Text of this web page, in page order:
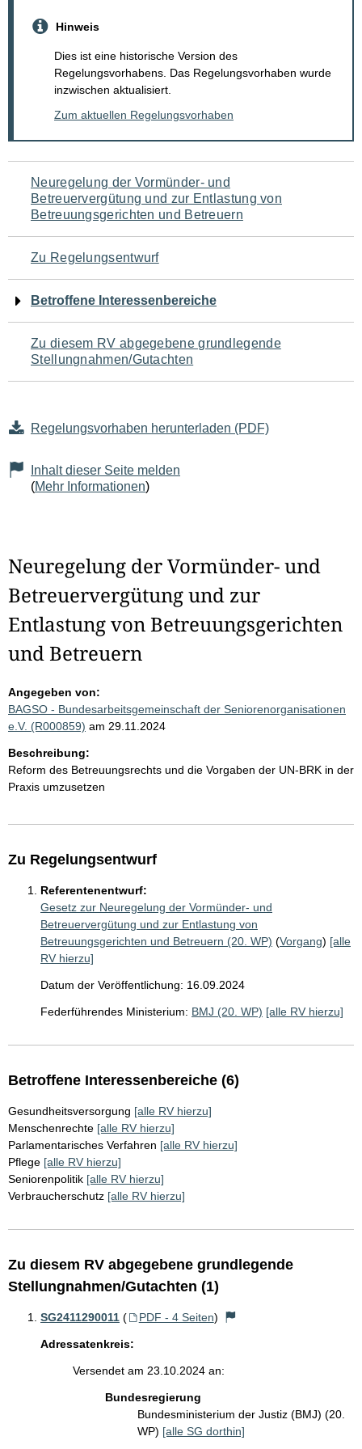
Hinweis
Dies ist eine historische Version des
Regelungsvorhabens. Das Regelungsvorhaben wurde
inzwischen aktualisiert.
Zum aktuellen Regelungsvorhaben
Navigation
für
den
Seiteninhalt
Neuregelung der Vormünder- und
Betreuervergütung und zur Entlastung von
Betreuungsgerichten und Betreuern
Zu Regelungsentwurf
Betroffene Interessenbereiche
Zu diesem RV abgegebene grundlegende
Stellungnahmen/Gutachten
Regelungsvorhaben herunterladen (PDF)
Inhalt dieser Seite melden
(Mehr Informationen)
Neuregelung der Vormünder- und
Betreuervergütung und zur
Entlastung von Betreuungsgerichten
und Betreuern
Angegeben von:
BAGSO - Bundesarbeitsgemeinschaft der Seniorenorganisationen
e.V. (R000859) am 29.11.2024
Beschreibung:
Reform des Betreuungsrechts und die Vorgaben der UN-BRK in der
Praxis umzusetzen
Zu Regelungsentwurf
Referentenentwurf:
Gesetz zur Neuregelung der Vormünder- und
Betreuervergütung und zur Entlastung von
Betreuungsgerichten und Betreuern (20. WP) (Vorgang) [alle
RV hierzu]
Datum der Veröffentlichung: 16.09.2024
Federführendes Ministerium: BMJ (20. WP) [alle RV hierzu]
Betroffene Interessenbereiche (6)
Gesundheitsversorgung [alle RV hierzu]
Menschenrechte [alle RV hierzu]
Parlamentarisches Verfahren [alle RV hierzu]
Pflege [alle RV hierzu]
Seniorenpolitik [alle RV hierzu]
Verbraucherschutz [alle RV hierzu]
Zu diesem RV abgegebene grundlegende
Stellungnahmen/Gutachten (1)
SG2411290011 ( PDF - 4 Seiten)
Adressatenkreis:
Versendet am 23.10.2024 an:
Bundesregierung
Bundesministerium der Justiz (BMJ) (20.
WP) [alle SG dorthin]